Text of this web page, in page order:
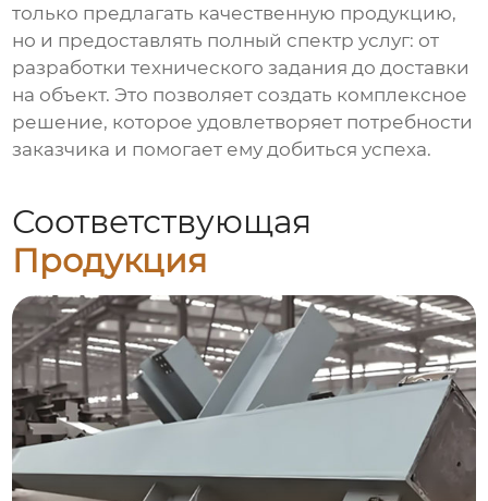
только предлагать качественную продукцию,
но и предоставлять полный спектр услуг: от
разработки технического задания до доставки
на объект. Это позволяет создать комплексное
решение, которое удовлетворяет потребности
заказчика и помогает ему добиться успеха.
Соответствующая
Продукция